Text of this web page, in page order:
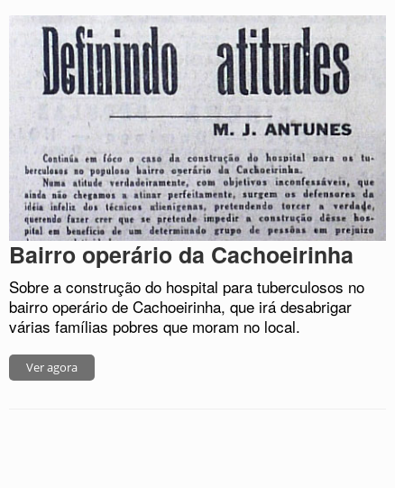
Bairro operário da Cachoeirinha
Sobre a construção do hospital para tuberculosos no
bairro operário de Cachoeirinha, que irá desabrigar
várias famílias pobres que moram no local.
Ver agora